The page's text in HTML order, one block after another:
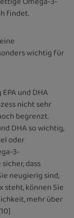
findet.
wichtig für
und DHA
nicht sehr
begrenzt.
DHA so wichtig,
oder
3-
dass
neugierig sind,
steht, können Sie
mehr über